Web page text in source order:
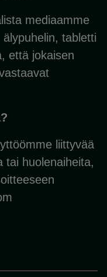
mediaamme
tabletti
että jokaisen
liittyvää
tai huolenaiheita,